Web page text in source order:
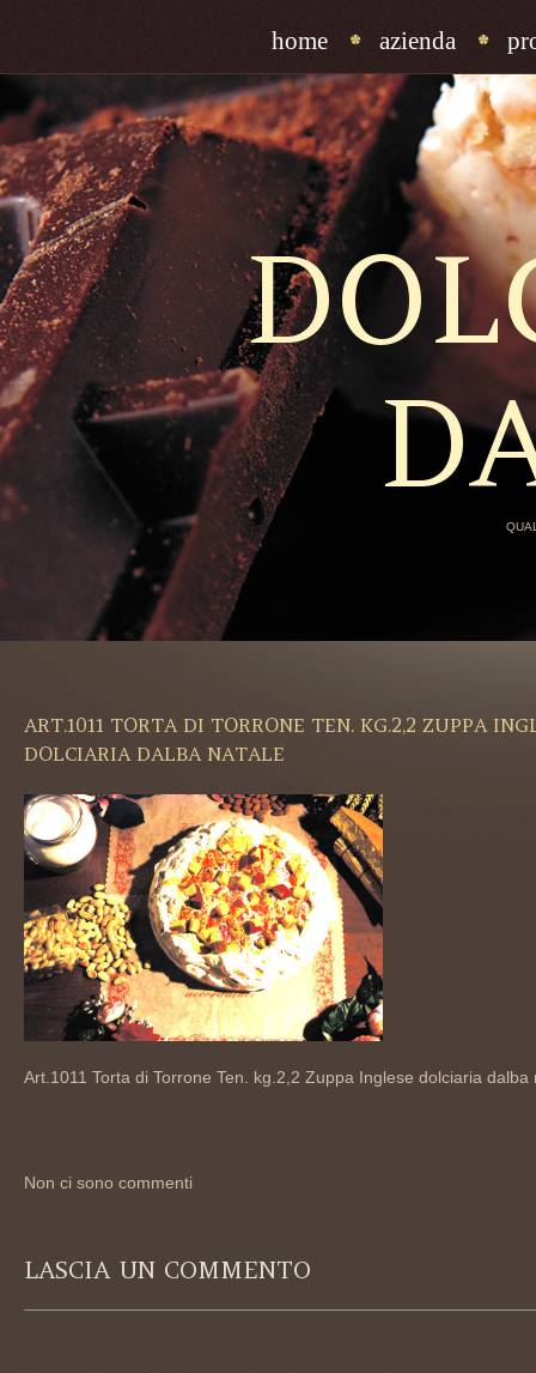
home azienda
ART.1011 TORTA DI TORRONE TEN. KG.2,2 ZUPPA
DOLCIARIA DALBA NATALE
Art.1011 Torta di Torrone Ten. kg.2,2 Zuppa Inglese dolciaria dalba
Non ci sono commenti
LASCIA UN COMMENTO